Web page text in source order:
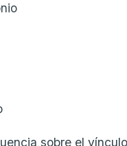
sobre el